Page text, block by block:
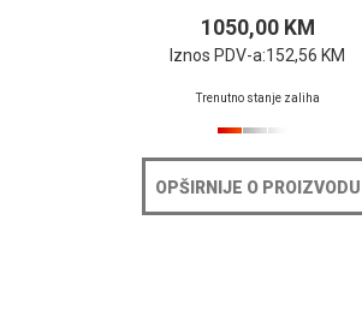
1050,00 KM
Iznos PDV-a:152,56 KM
Trenutno stanje zaliha
OPŠIRNIJE O PROIZVODU